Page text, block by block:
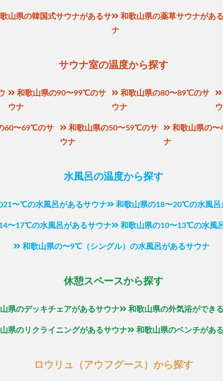
山県の韓国式サウナがあるサ
和歌山県の薬草サウナがあ
ナ
サウナ室の温度から探す
和歌山県の90〜99℃のサ
ウナ
和歌山県の80〜89℃のサ
ウナ
60〜69℃のサ
和歌山県の50〜59℃のサ
ウナ
和歌山県の
ナ
水風呂の温度から探す
21〜℃の水風呂があるサウナ 和歌山県の18〜20℃の水風呂
〜17℃の水風呂があるサウナ 和歌山県の10〜13℃の水風
和歌山県の〜9℃（シングル）の水風呂があるサウナ
休憩スペースから探す
県のデッキチェアがあるサウナ 和歌山県の外気浴ができ
県のリクライニングがあるサウナ 和歌山県のベンチがあ
ロウリュ（アウフグース）から探す